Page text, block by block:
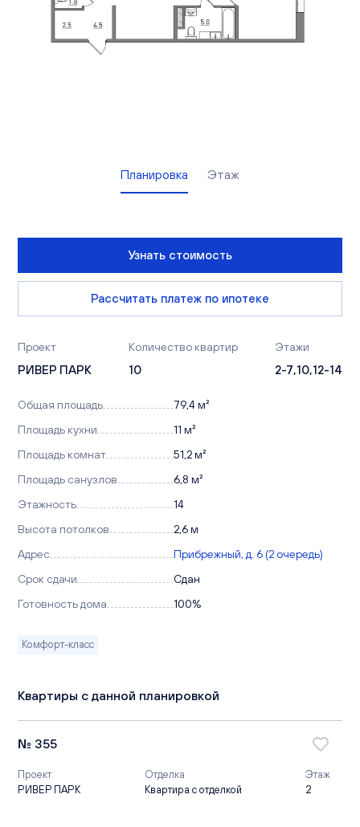
Вакансии
Офисы продаж
Контакты
Планировка Этаж
Узнать стоимость
Рассчитать платеж по ипотеке
Проект
РИВЕР ПАРК
Количество квартир
10
Этажи
2-7,10,12-14
Общая площадь
79,4 м²
Площадь кухни
11 м²
Площадь комнат
51,2 м²
Площадь санузлов
6,8 м²
Этажность
14
Высота потолков
2,6 м
Адрес
Прибрежный, д. 6 (2 очередь)
Срок сдачи
Сдан
Готовность дома
100%
Комфорт-класс
Квартиры с данной планировкой
№ 355
Проект
РИВЕР ПАРК
Отделка
Квартира с отделкой
Этаж
2